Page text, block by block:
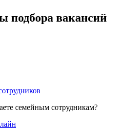
подбора вакансий
семейным сотрудникам?